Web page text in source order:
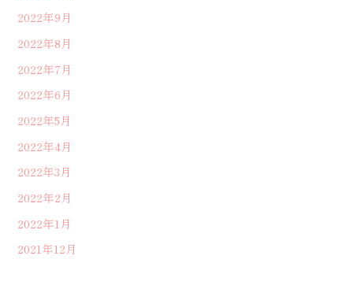
2022年9月
2022年8月
2022年7月
2022年6月
2022年5月
2022年4月
2022年3月
2022年2月
2022年1月
2021年12月